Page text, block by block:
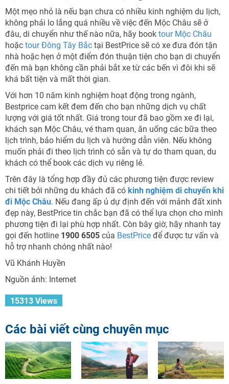
Một mẹo nhỏ là nếu bạn chưa có nhiều kinh nghiệm du lịch,
không phải lo lắng quá nhiều về việc đến Mộc Châu sẽ ở
đâu, di chuyển như thế nào nữa, hãy book tour Mộc Châu
hoặc tour Đông Tây Bắc tại BestPrice sẽ có xe đưa đón tận
nhà hoặc hẹn ở một điểm đón thuận tiện cho bạn di chuyển
đến mà bạn không cần phải bắt xe từ các bến vì đôi khi sẽ
khá bất tiện và mất thời gian.
Với hơn 10 năm kinh nghiệm hoạt động trong ngành,
Bestprice cam kết đem đến cho bạn những dịch vụ chất
lượng với giá tốt nhất. Giá trong tour đã bao gồm xe đi lại,
khách sạn Mộc Châu, vé tham quan, ăn uống các bữa theo
lịch trình, bảo hiểm du lịch và hướng dẫn viên. Nếu không
muốn phải đi theo lịch trình có sẵn và tự do tham quan, du
khách có thể book các dịch vụ riêng lẻ.
Trên đây là tổng hợp đầy đủ các phương tiện được review
chi tiết bởi những du khách đã có kinh nghiệm di chuyển khi
đi Mộc Châu. Nếu đang ấp ủ dự định đến với mảnh đất xinh
đẹp này, BestPrice tin chắc bạn đã có thể lựa chọn cho mình
phương tiện đi lại phù hợp nhất. Còn bây giờ, hãy nhanh tay
gọi đến hotline 1900 6505 của BestPrice để được tư vấn và
hỗ trợ nhanh chóng nhất nào!
Vũ Khánh Huyền
Nguồn ảnh: Internet
15313 Views
Các bài viết cùng chuyên mục